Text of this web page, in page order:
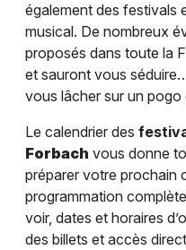
également des festivals
musical. De nombreux
proposés dans toute la
et sauront vous
vous lâcher sur un pogo
Le calendrier des
Forbach vous donne
préparer votre prochain
programmation
voir, dates et horaires
des billets et accès